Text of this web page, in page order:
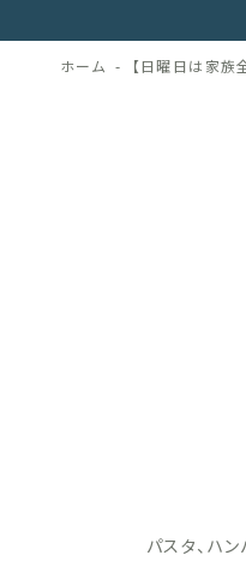
ホーム 【日曜日は家族
パスタ、ハ